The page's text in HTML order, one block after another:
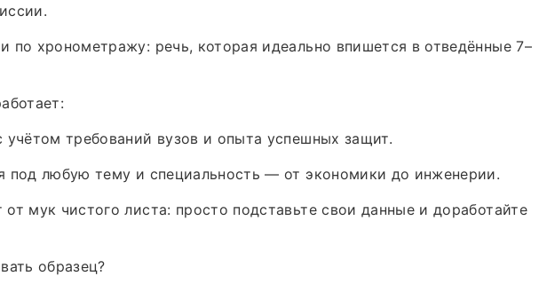
по хронометражу: речь, которая идеально впишется в отведённые 7–
учётом требований вузов и опыта успешных защит.
под любую тему и специальность — от экономики до инженерии.
мук чистого листа: просто подставьте свои данные и доработайте
образец?